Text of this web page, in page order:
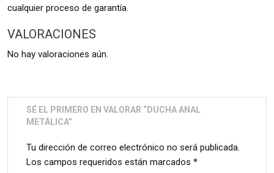
cualquier proceso de garantía.
VALORACIONES
No hay valoraciones aún.
SÉ EL PRIMERO EN VALORAR “DUCHA ANAL
METÁLICA”
Tu dirección de correo electrónico no será publicada.
Los campos requeridos están marcados *